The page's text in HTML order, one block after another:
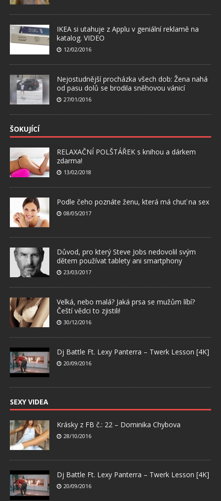
IKEA si utahuje z Applu v geniální reklamě na
katalog. VIDEO
12/02/2016
Nejostudnější procházka všech dob: Žena nahá
od pasu dolů se brodila sněhovou vánicí
27/01/2016
ŠOKUJÍCÍ
RELAXAČNÍ POLŠTÁŘEK s knihou a dárkem
zdarma!
13/02/2018
Podle čeho poznáte ženu, která má chuť na sex
08/05/2017
Důvod, pro který Steve Jobs nedovolil svým
dětem používat tablety ani smartphony
23/03/2017
Velká, nebo malá? Jaká prsa se mužům líbí?
Čeští vědci to zjistili!
30/12/2016
Dj Battle Ft. Lexy Panterra – Twerk Lesson [4K]
20/09/2016
SEXY VIDEA
Krásky z FB č.: 22 – Dominika Chybova
28/10/2016
Dj Battle Ft. Lexy Panterra – Twerk Lesson [4K]
20/09/2016